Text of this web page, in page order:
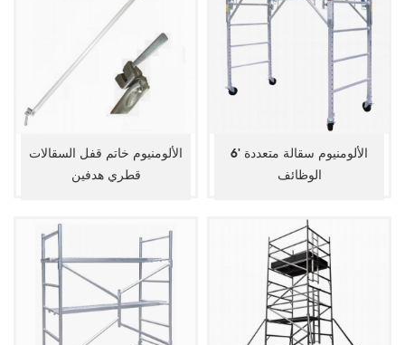
الألومنيوم خاتم قفل السقالات
قطري هدفين
6' الألومنيوم سقالة متعددة
الوظائف